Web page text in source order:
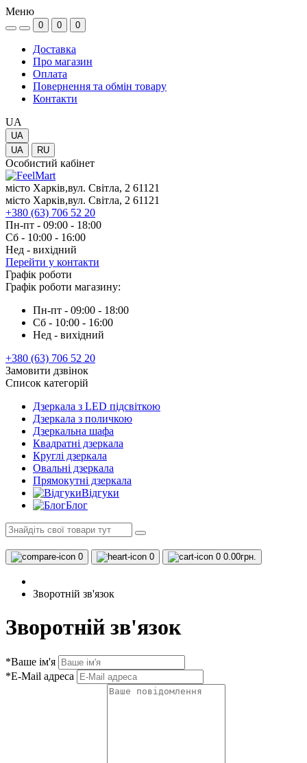
Меню
0 0 0
Доставка
Про магазин
Оплата
Повернення та обмін товару
Контакти
UA
UA
UA
RU
Особистий кабінет
місто Харків,вул. Світла, 2 61121
місто Харків,вул. Світла, 2 61121
+380 (63) 706 52 20
Пн-пт - 09:00 - 18:00
Сб - 10:00 - 16:00
Нед - вихідний
Перейти у контакти
Графік роботи
Графік роботи магазину:
Пн-пт - 09:00 - 18:00
Сб - 10:00 - 16:00
Нед - вихідний
+380 (63) 706 52 20
Замовити дзвінок
Список категорій
Дзеркала з LED підсвіткою
Дзеркала з поличкою
Дзеркальна шафа
Квадратні дзеркала
Круглі дзеркала
Овальні дзеркала
Прямокутні дзеркала
Відгуки
Блог
0 0 0 0.00грн.
Зворотній зв'язок
Зворотній зв'язок
*Ваше ім'я
*E-Mail адреса